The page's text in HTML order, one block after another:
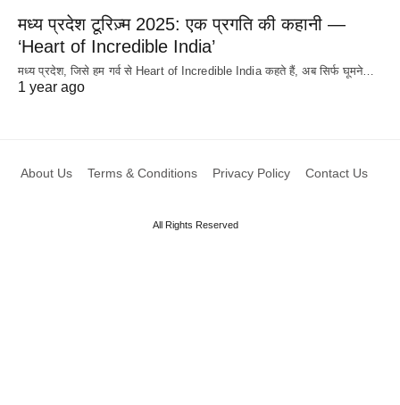
मध्य प्रदेश टूरिज़्म 2025: एक प्रगति की कहानी —
‘Heart of Incredible India’
मध्य प्रदेश, जिसे हम गर्व से Heart of Incredible India कहते हैं, अब सिर्फ घूमने…
1 year ago
About Us Terms & Conditions Privacy Policy Contact Us
All Rights Reserved